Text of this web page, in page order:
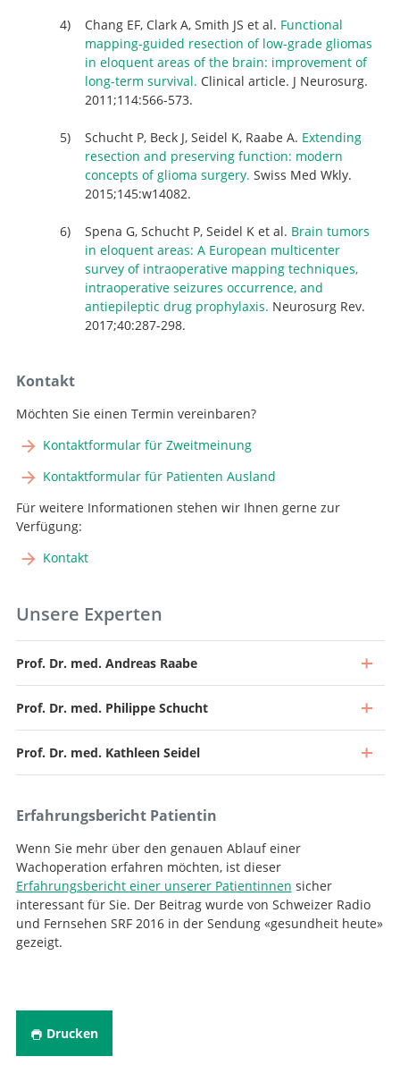
Chang EF, Clark A, Smith JS et al. Functional
mapping-guided resection of low-grade gliomas
in eloquent areas of the brain: improvement of
long-term survival. Clinical article. J Neurosurg.
2011;114:566-573.
Schucht P, Beck J, Seidel K, Raabe A. Extending
resection and preserving function: modern
concepts of glioma surgery. Swiss Med Wkly.
2015;145:w14082.
Spena G, Schucht P, Seidel K et al. Brain tumors
in eloquent areas: A European multicenter
survey of intraoperative mapping techniques,
intraoperative seizures occurrence, and
antiepileptic drug prophylaxis. Neurosurg Rev.
2017;40:287-298.
Kontakt
Möchten Sie einen Termin vereinbaren?
Kontaktformular für Zweitmeinung
Kontaktformular für Patienten Ausland
Für weitere Informationen stehen wir Ihnen gerne zur
Verfügung:
Kontakt
Unsere Experten
Prof. Dr. med. Andreas Raabe
Zum Profil
Prof. Dr. med. Philippe Schucht
Stv. Chefarzt, Leiter Neuroonkologie
Prof. Dr. med. Kathleen Seidel
Erfahrungsbericht Patientin
Wenn Sie mehr über den genauen Ablauf einer
Wachoperation erfahren möchten, ist dieser
Erfahrungsbericht einer unserer Patientinnen sicher
interessant für Sie. Der Beitrag wurde von Schweizer Radio
und Fernsehen SRF 2016 in der Sendung «gesundheit heute»
gezeigt.
Drucken